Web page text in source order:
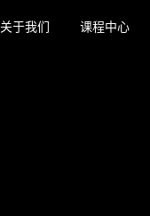
关于我们 课程中心